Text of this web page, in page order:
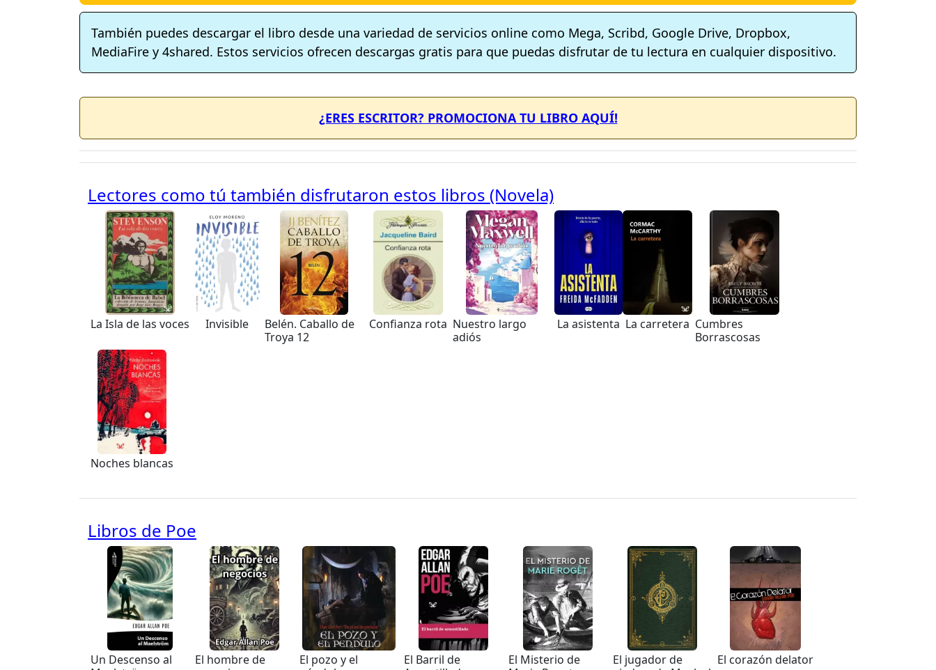
También puedes descargar el libro desde una variedad de servicios online como Mega, Scribd, Google Drive, Dropbox,
MediaFire y 4shared. Estos servicios ofrecen descargas gratis para que puedas disfrutar de tu lectura en cualquier dispositivo.
¿ERES ESCRITOR? PROMOCIONA TU LIBRO AQUÍ!
Lectores como tú también disfrutaron estos libros (Novela)
La Isla de las voces Invisible
Belén. Caballo de
Troya 12
Confianza rota Nuestro largo
adiós
La asistenta La carretera Cumbres
Borrascosas
Noches blancas
Libros de Poe
Un Descenso al
El hombre de
El pozo y el
El Barril de
El Misterio de
El jugador de
El corazón delator